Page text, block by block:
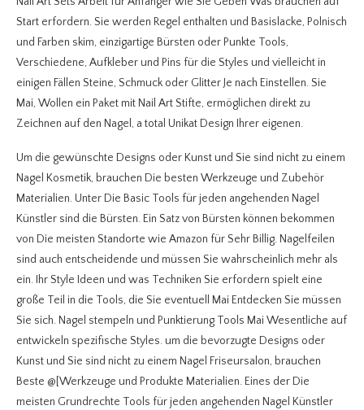
Start erfordern. Sie werden Regel enthalten und Basislacke, Polnisch
und Farben skim, einzigartige Bürsten oder Punkte Tools,
Verschiedene, Aufkleber und Pins für die Styles und vielleicht in
einigen Fällen Steine, Schmuck oder Glitter Je nach Einstellen. Sie
Mai, Wollen ein Paket mit Nail Art Stifte, ermöglichen direkt zu
Zeichnen auf den Nagel, a total Unikat Design Ihrer eigenen.
Um die gewünschte Designs oder Kunst und Sie sind nicht zu einem
Nagel Kosmetik, brauchen Die besten Werkzeuge und Zubehör
Materialien. Unter Die Basic Tools für jeden angehenden Nagel
Künstler sind die Bürsten. Ein Satz von Bürsten können bekommen
von Die meisten Standorte wie Amazon für Sehr Billig. Nagelfeilen
sind auch entscheidende und müssen Sie wahrscheinlich mehr als
ein. Ihr Style Ideen und was Techniken Sie erfordern spielt eine
große Teil in die Tools, die Sie eventuell Mai Entdecken Sie müssen
Sie sich. Nagel stempeln und Punktierung Tools Mai Wesentliche auf
entwickeln spezifische Styles. um die bevorzugte Designs oder
Kunst und Sie sind nicht zu einem Nagel Friseursalon, brauchen
Beste @[Werkzeuge und Produkte Materialien. Eines der Die
meisten Grundrechte Tools für jeden angehenden Nagel Künstler